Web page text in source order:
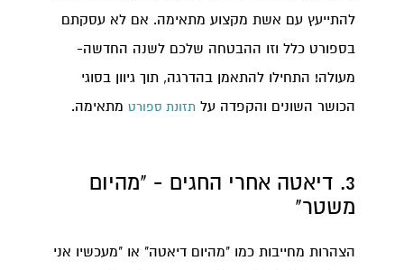
להתייעץ עם אשת מקצוע מתאימה. אם לא עסקתם
בספורט כלל וזו ההבטחה שלכם לשנה החדשה-
מעולה! התחילו להתאמן בהדרגה, תוך גיוון בסוגי
הכושר השונים והקפדה עלתזונת ספורט מתאימה.
3. דיאטה אחרי החגים - "מהיום
משטר"
הצהרות מחייבות כמו "מהיום דיאטה" או "מעכשיו אני